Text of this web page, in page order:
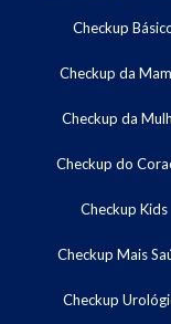
Checkup
Checkup da
Checkup da
Checkup do
Checkup Kids
Checkup Mais
Checkup